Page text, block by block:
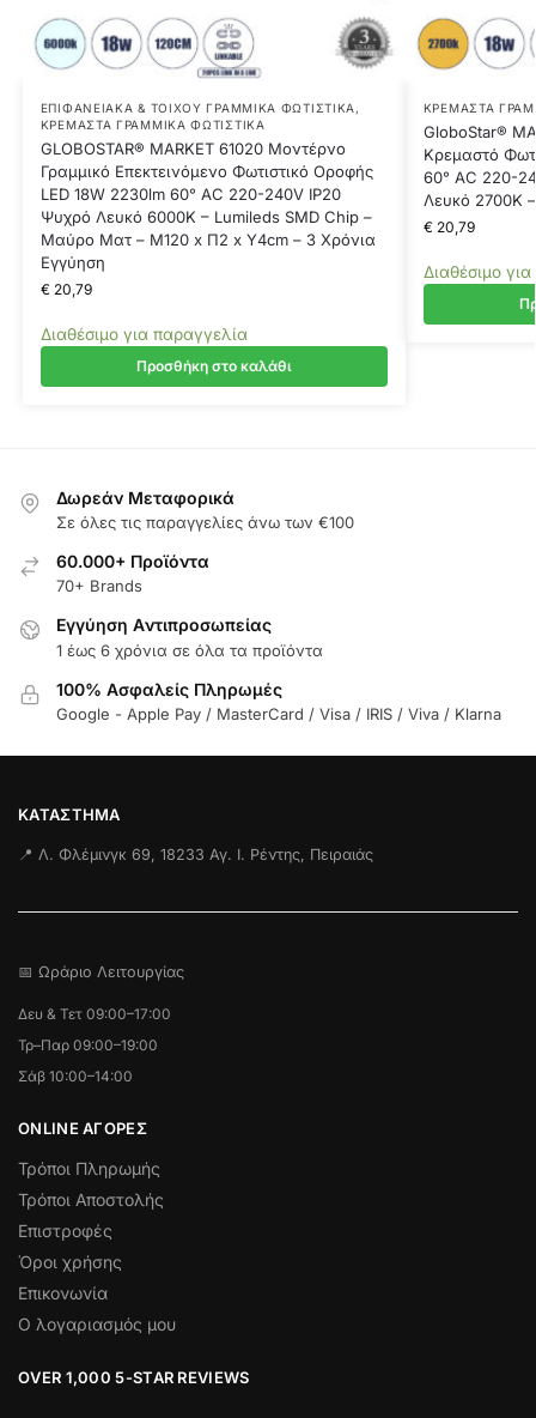
ΕΠΙΦΑΝΕΙΑΚΆ & ΤΟΊΧΟΥ ΓΡΑΜΜΙΚΆ ΦΩΤΙΣΤΙΚΆ ,
ΚΡΕΜΑΣΤΆ ΓΡΑΜΜΙΚΆ ΦΩΤΙΣΤΙΚΆ
GLOBOSTAR® MARKET 61020 Μοντέρνο
Γραμμικό Επεκτεινόμενο Φωτιστικό Οροφής
LED 18W 2230lm 60° AC 220-240V IP20
Ψυχρό Λευκό 6000K – Lumileds SMD Chip –
Μαύρο Ματ – Μ120 x Π2 x Υ4cm – 3 Χρόνια
Εγγύηση
€20,79
Διαθέσιμο για παραγγελία
Προσθήκη στο καλάθι
ΚΡΕΜΑΣΤΆ
GloboStar®
Κρεμαστό
60° AC 220-
Λευκό 2700K
€20,79
Διαθέσιμο
Δωρεάν Μεταφορικά
Σε όλες τις παραγγελίες άνω των €100
60.000+ Προϊόντα
70+ Brands
Εγγύηση Aντιπροσωπείας
1 έως 6 χρόνια σε όλα τα προϊόντα
100% Ασφαλείς Πληρωμές
Google - Apple Pay / MasterCard / Visa / IRIS / Viva / Klarna
ΚΑΤΆΣΤΗΜΑ
📍 Λ. Φλέμινγκ 69, 18233 Αγ. Ι. Ρέντης, Πειραιάς
📅 Ωράριο Λειτουργίας
Δευ & Τετ 09:00–17:00
Τρ–Παρ 09:00–19:00
Σάβ 10:00–14:00
ONLINE ΑΓΟΡΕΣ
Τρόποι Πληρωμής
Τρόποι Αποστολής
Επιστροφές
Όροι χρήσης
Επικονωνία
Ο λογαριασμός μου
OVER 1,000 5-STAR REVIEWS